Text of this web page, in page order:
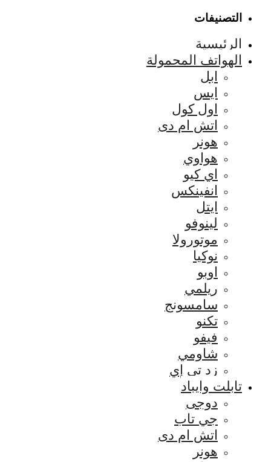
التصنيفات
الرئيسية
الهواتف المحمولة
ابل
ايس
اول كول
اتش ام دى
هونر
هواوي
اي كيو
انفينكس
ايتل
لينوفو
موتورولا
نوكيا
اوبو
ريلمي
سامسونج
تكنو
فيفو
شاومي
زد تي إي
تابلت وايباد
دوجى
جي تاب
اتش ام دى
هونر